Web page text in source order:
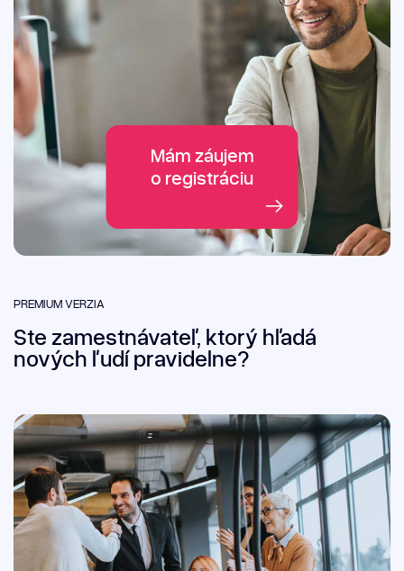
Mám záujem
o registráciu
PREMIUM VERZIA
Ste zamestnávateľ, ktorý hľadá
nových ľudí pravidelne?